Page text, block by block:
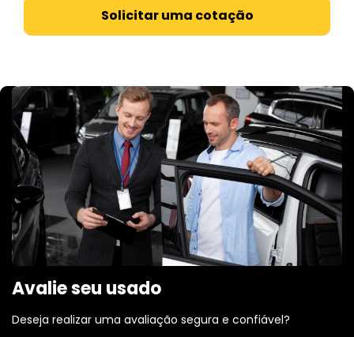
Solicitar uma cotação
Avalie seu usado
Deseja realizar uma avaliação segura e confiável?